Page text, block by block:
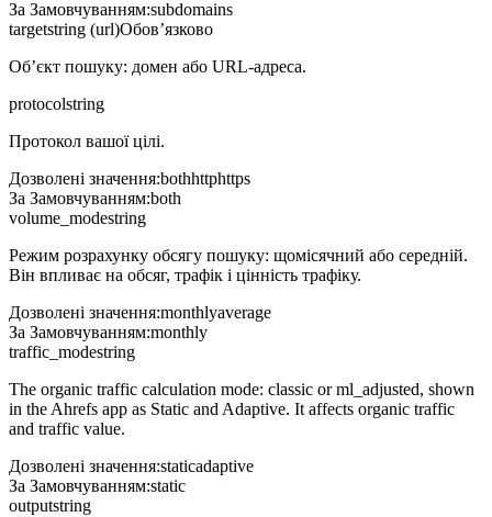
За Замовчуванням:subdomains
targetstring (url)Обов’язково
Об’єкт пошуку: домен або URL-адреса.
protocolstring
Протокол вашої цілі.
Дозволені значення:bothhttphttps
За Замовчуванням:both
volume_modestring
Режим розрахунку обсягу пошуку: щомісячний або середній.
Він впливає на обсяг, трафік і цінність трафіку.
Дозволені значення:monthlyaverage
За Замовчуванням:monthly
traffic_modestring
The organic traffic calculation mode: classic or ml_adjusted, shown
in the Ahrefs app as Static and Adaptive. It affects organic traffic
and traffic value.
Дозволені значення:staticadaptive
За Замовчуванням:static
outputstring